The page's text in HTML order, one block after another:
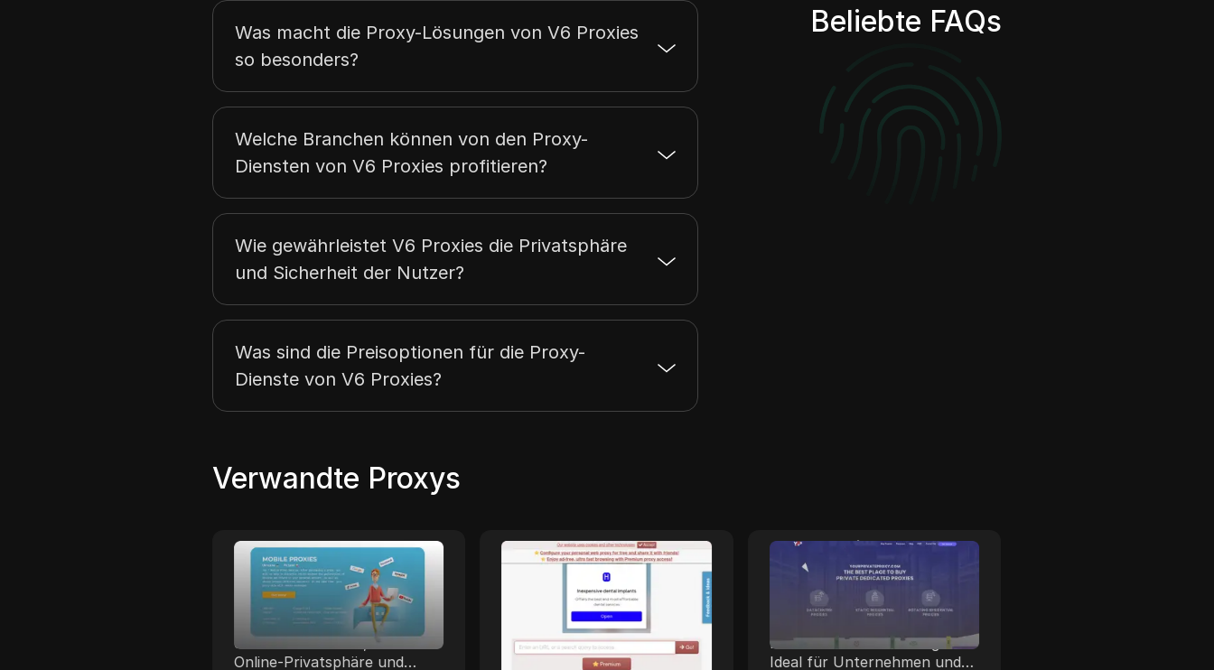
Beliebte FAQs
Was macht die Proxy-Lösungen von V6 Proxies
so besonders?
Welche Branchen können von den Proxy-
Diensten von V6 Proxies profitieren?
Wie gewährleistet V6 Proxies die Privatsphäre
und Sicherheit der Nutzer?
Was sind die Preisoptionen für die Proxy-
Dienste von V6 Proxies?
Verwandte Proxys
Z-Proxy
Z-Proxy bietet
fortschrittliche mobile Proxy-
Dienste, die für Benutzer
entwickelt wurden, die
Online-Privatsphäre und
YouTubeUnblocked
youtubeunblocked ist der
fortschrittlichste YouTube-
Proxy. Es ist ein
unkomplizierter Service, der
es Ihnen ermöglicht, auf
YourPrivateProxy
YourPrivateProxy bietet
dedizierte Proxy-Lösungen
blitzschnelle Verbindungen.
Ideal für Unternehmen und